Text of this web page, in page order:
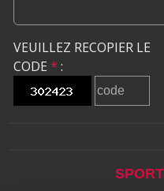
VEUILLEZ RECOPIER LE
CODE * :